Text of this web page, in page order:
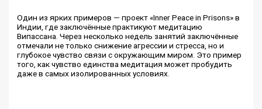
Один из ярких примеров — проект «Inner Peace in Prisons» в
Индии, где заключённые практикуют медитацию
Випассана. Через несколько недель занятий заключённые
отмечали не только снижение агрессии и стресса, но и
глубокое чувство связи с окружающим миром. Это пример
того, как чувство единства медитация может пробудить
даже в самых изолированных условиях.